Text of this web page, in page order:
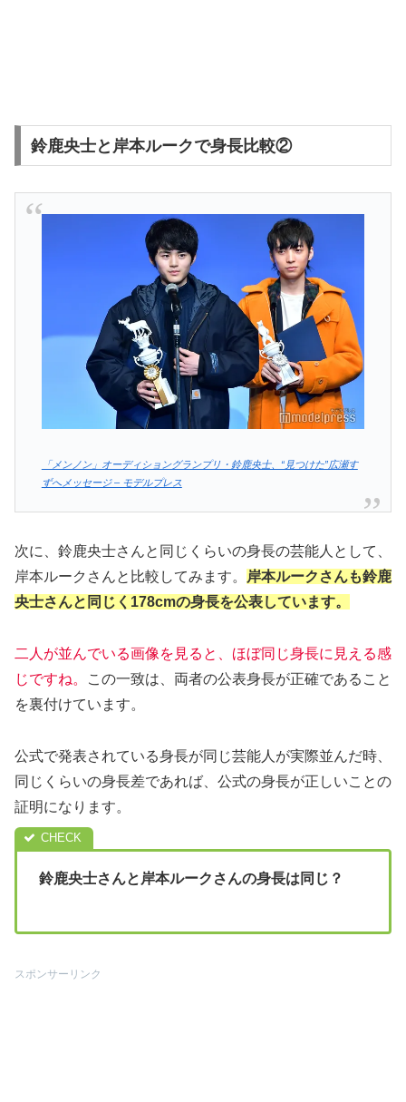
鈴鹿央士と岸本ルークで身長比較②
「メンノン」オーディショングランプリ・鈴鹿央士、“見つけた”広瀬す
ずへメッセージ – モデルプレス
次に、鈴鹿央士さんと同じくらいの身長の芸能人として、
岸本ルークさんと比較してみます。
岸本ルークさんも鈴鹿
央士さんと同じく178cmの身長を公表しています。
二人が並んでいる画像を見ると、ほぼ同じ身長に見える感
じですね。
この一致は、両者の公表身長が正確であること
を裏付けています。
公式で発表されている身長が同じ芸能人が実際並んだ時、
同じくらいの身長差であれば、公式の身長が正しいことの
証明になります。
鈴鹿央士さんと岸本ルークさんの身長は同じ？
スポンサーリンク